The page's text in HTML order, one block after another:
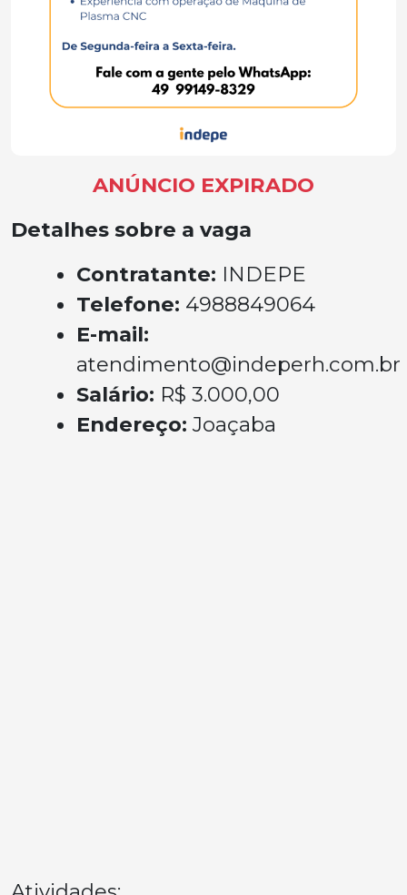
ANÚNCIO EXPIRADO
Detalhes sobre a vaga
Contratante: INDEPE
Telefone: 4988849064
E-mail:
atendimento@indeperh.com.br
Salário: R$ 3.000,00
Endereço: Joaçaba